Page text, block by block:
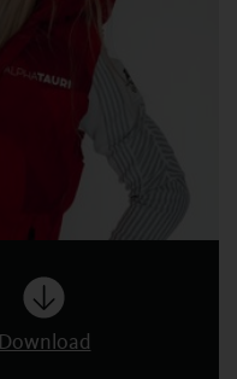
Download